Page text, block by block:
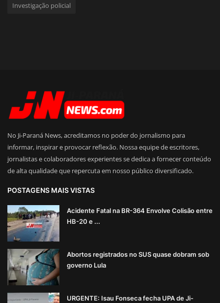
Investigação policial
No Ji-Paraná News, acreditamos no poder do jornalismo para
informar, inspirar e provocar reflexão. Nossa equipe de escritores,
jornalistas e colaboradores experientes se dedica a fornecer conteúdo
de alta qualidade que repercuta em nosso público diversificado.
POSTAGENS MAIS VISTAS
Acidente Fatal na BR-364 Envolve Colisão entre
HB-20 e ...
Abortos registrados no SUS quase dobram sob
governo Lula
URGENTE: Isau Fonseca fecha UPA de Ji-